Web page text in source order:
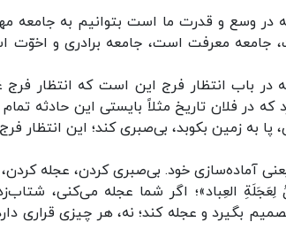
که در وسع و قدرت ما است بتوانیم به
معرفت است، جامعه‌ برادری و اخوّت
در باب انتظار فرج این است که انتظار
در فلان تاریخ مثلاً بایستی این حادثه
به زمین بکوبد، بی‌صبری کند؛ این انتظار
یعنی آماده‌سازی خود. بی‌صبری کردن، عجله
لِعَجَلَةِ العِباد»؛ اگر شما عجله می‌کنی،
بگیرد و عجله کند؛ نه، هر چیزی قراری